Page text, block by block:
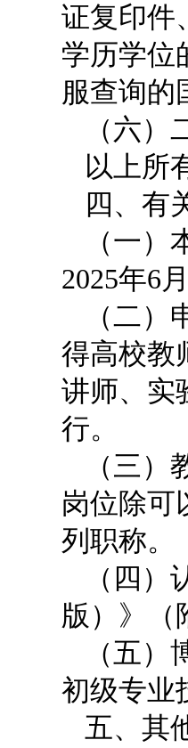
证复印件
学历学位
服查询的
（六
以上所
四、有
（一
2025年6
（二
得高校教
讲师、实
行。
（三
岗位除可
列职称。
（四
版）》（
（五
初级专业
五、其